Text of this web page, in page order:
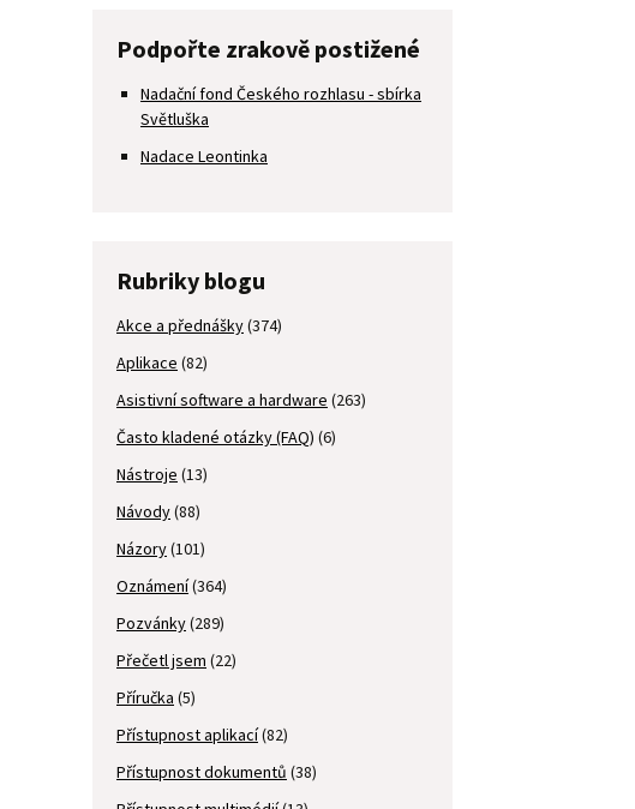
Podpořte zrakově postižené
Nadační fond Českého rozhlasu - sbírka
Světluška
Nadace Leontinka
Rubriky blogu
Akce a přednášky(374)
Aplikace (82)
Asistivní software a hardware (263)
Často kladené otázky (FAQ) (6)
Nástroje (13)
Návody(88)
Názory(101)
Oznámení(364)
Pozvánky(289)
Přečetl jsem (22)
Příručka (5)
Přístupnost aplikací(82)
Přístupnost dokumentů (38)